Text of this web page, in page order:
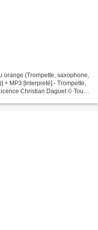
orange (Trompette, saxophone,
MP3 [Interpreté] - Trompette,
Christian Daguet © Tous